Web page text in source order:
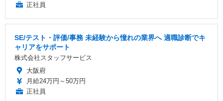
正社員
SE/テスト・評価/事務 未経験から憧れの業界へ 適職診断でキ
ャリアをサポート
株式会社スタッフサービス
大阪府
月給24万円～50万円
正社員